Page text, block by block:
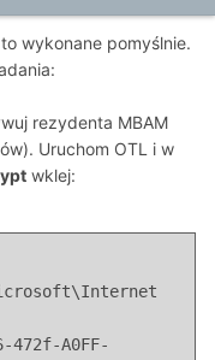
wykonane pomyślnie.
rezydenta MBAM
Uruchom OTL i w
wklej:
472f-A0FF-